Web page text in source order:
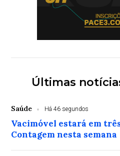
Últimas
Saúde Há 46 segundos
Vacimóvel estará em
Contagem nesta semana